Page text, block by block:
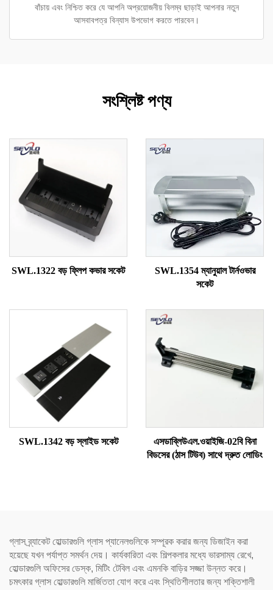
বাঁচায় এবং নিশ্চিত করে যে আপনি অপ্রয়োজনীয় বিলম্ব ছাড়াই আপনার নতুন
আসবাবপত্র বিন্যাস উপভোগ করতে পারবেন।
সংশ্লিষ্ট পণ্য
SWL.1322 বড় ফ্লিপ কভার সকেট
SWL.1354 ম্যানুয়াল টার্নওভার
সকেট
SWL.1342 বড় স্লাইড সকেট
এসডাব্লিউএল.ওয়াইজি-02বি বিনা
বিডসের (ঠাস টিউব) সাথে দ্রুত লোডিং
গ্লাস ব্র্যাকেট হোল্ডারগুলি গ্লাস প্যানেলগুলিকে সম্পূরক করার জন্য ডিজাইন করা
হয়েছে যখন পর্যাপ্ত সমর্থন দেয়। কার্যকারিতা এবং শিল্পকলার মধ্যে ভারসাম্য রেখে,
হোল্ডারগুলি অফিসের ডেস্ক, মিটিং টেবিল এবং এমনকি বাড়ির সজ্জা উন্নত করে।
চমৎকার গ্লাস হোল্ডারগুলি মার্জিততা যোগ করে এবং স্থিতিশীলতার জন্য শক্তিশালী